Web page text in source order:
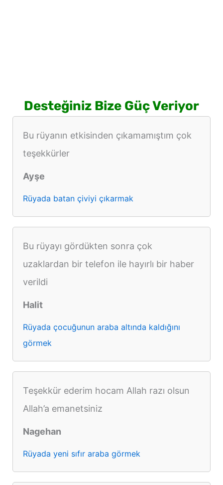
Desteğiniz Bize Güç Veriyor
Bu rüyanın etkisinden çıkamamıştım çok
teşekkürler
Ayşe
Rüyada batan çiviyi çıkarmak
Bu rüyayı gördükten sonra çok
uzaklardan bir telefon ile hayırlı bir haber
verildi
Halit
Rüyada çocuğunun araba altında kaldığını
görmek
Teşekkür ederim hocam Allah razı olsun
Allah’a emanetsiniz
Nagehan
Rüyada yeni sıfır araba görmek